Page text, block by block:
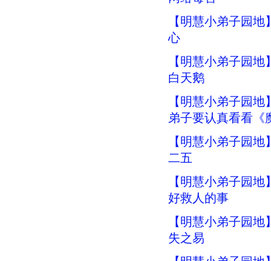
【明慧小弟子园
心
【明慧小弟子园
白天鹅
【明慧小弟子园
弟子要认真看看《
【明慧小弟子园
二五
【明慧小弟子园
好救人的事
【明慧小弟子园
失之易